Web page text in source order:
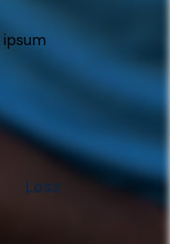
Loss Ratio